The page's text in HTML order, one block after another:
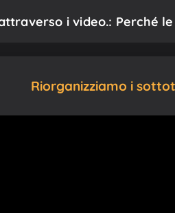
i video.: Perché
Riorganizziamo i